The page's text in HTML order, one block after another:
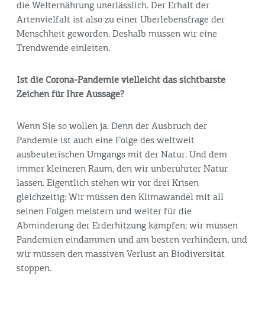
die Welternährung unerlässlich. Der Erhalt der
Artenvielfalt ist also zu einer Überlebensfrage der
Menschheit geworden. Deshalb müssen wir eine
Trendwende einleiten.
Ist die Corona-Pandemie vielleicht das sichtbarste
Zeichen für Ihre Aussage?
Wenn Sie so wollen ja. Denn der Ausbruch der
Pandemie ist auch eine Folge des weltweit
ausbeuterischen Umgangs mit der Natur. Und dem
immer kleineren Raum, den wir unberührter Natur
lassen. Eigentlich stehen wir vor drei Krisen
gleichzeitig: Wir müssen den Klimawandel mit all
seinen Folgen meistern und weiter für die
Abminderung der Erderhitzung kämpfen; wir müssen
Pandemien eindämmen und am besten verhindern, und
wir müssen den massiven Verlust an Biodiversität
stoppen.